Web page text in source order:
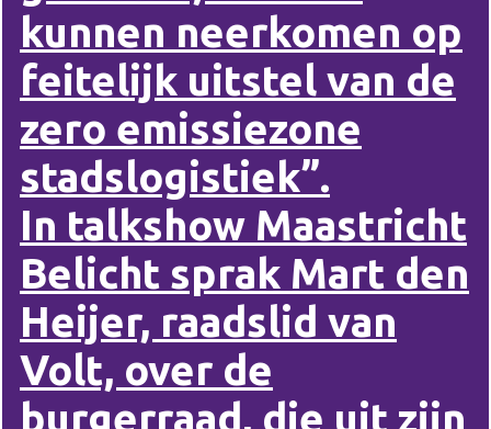
kunnen neerkomen op
feitelijk uitstel van de
zero emissiezone
stadslogistiek”.
In talkshow Maastricht
Belicht sprak Mart den
Heijer, raadslid van
Volt, over de
burgerraad, die uit zijn